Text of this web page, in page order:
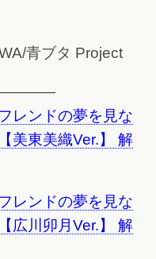
青ブタ Project
レンドの夢を見な
美東美織Ver.】 解
レンドの夢を見な
広川卯月Ver.】 解